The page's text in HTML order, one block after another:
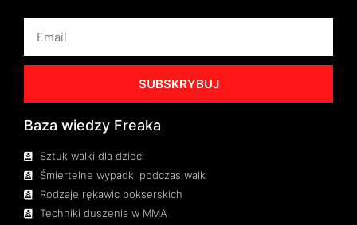
SUBSKRYBUJ
Baza wiedzy Freaka
Sztuk walki dla dzieci
Śmiertelne wypadki podczas walk
Rodzaje rękawic bokserskich
Techniki duszenia w MMA